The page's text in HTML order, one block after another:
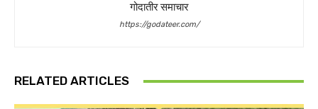
गोदातीर समाचार
https://godateer.com/
RELATED ARTICLES